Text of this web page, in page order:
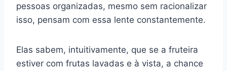
pessoas organizadas, mesmo sem racionalizar
isso, pensam com essa lente constantemente.
Elas sabem, intuitivamente, que se a fruteira
estiver com frutas lavadas e à vista, a chance